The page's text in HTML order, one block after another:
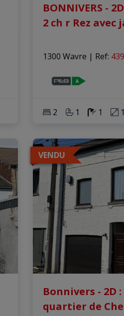
BONNIVERS -
2 ch r Rez avec
1300 Wavre | Ref:
2 1 1
VENDU
Bonnivers - 2D
quartier de